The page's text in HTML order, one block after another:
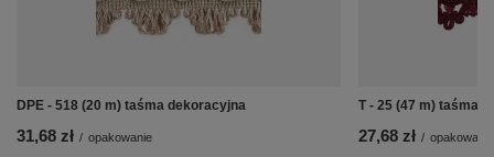
DPE - 518 (20 m) taśma dekoracyjna
31,68 zł / opakowanie
T - 25 (47 m) taśma
27,68 zł / opakowanie